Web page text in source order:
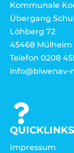
Kommunale
Übergang
Löhberg 72
45468
Telefon 0208
info@biwenav-
QUICKLINKS
Impressum